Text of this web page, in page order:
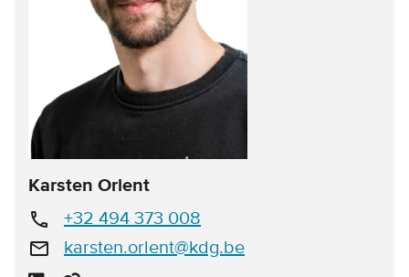
Karsten Orlent
call
+32 494 373 008
email
karsten.orlent@kdg.be